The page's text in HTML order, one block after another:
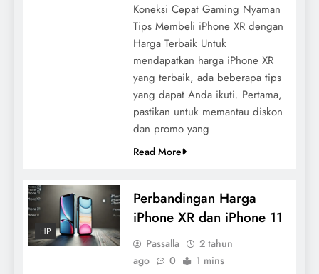
Koneksi Cepat Gaming Nyaman
Tips Membeli iPhone XR dengan
Harga Terbaik Untuk
mendapatkan harga iPhone XR
yang terbaik, ada beberapa tips
yang dapat Anda ikuti. Pertama,
pastikan untuk memantau diskon
dan promo yang
Read More
HP
Perbandingan Harga
iPhone XR dan iPhone 11
Passalla
2 tahun
ago
0 1 mins